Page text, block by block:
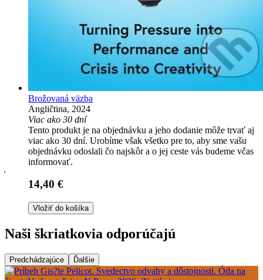
Brožovaná väzba
Angličtina, 2024
Viac ako 30 dní
Tento produkt je na objednávku a jeho dodanie môže trvať aj
viac ako 30 dní. Urobíme však všetko pre to, aby sme vašu
objednávku odoslali čo najskôr a o jej ceste vás budeme včas
informovať.
14,40 €
Vložiť do košíka
Naši škriatkovia odporúčajú
Predchádzajúce Ďalšie